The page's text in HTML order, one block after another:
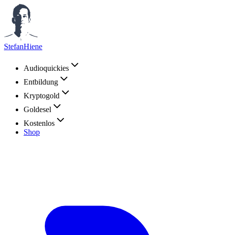
StefanHiene
Audioquickies
Entbildung
Kryptogold
Goldesel
Kostenlos
Shop